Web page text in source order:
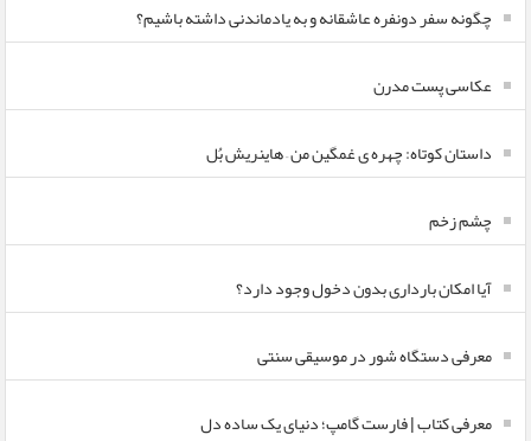
چگونه سفر دونفره عاشقانه و به یادماندنی داشته باشیم؟
عکاسی پست مدرن
داستان کوتاه: چهره ی غمگین من – هاینریش بُل
چشم زخم
آیا امکان بارداری بدون دخول وجود دارد؟
معرفی دستگاه شور در موسیقی سنتی
معرفی کتاب | فارست گامپ؛ دنیای یک ساده دل